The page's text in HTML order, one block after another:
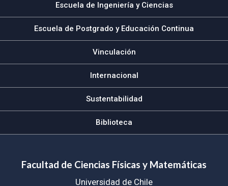
Escuela de Ingeniería y Ciencias
Escuela de Postgrado y Educación Continua
Vinculación
Internacional
Sustentabilidad
Biblioteca
Facultad de Ciencias Físicas y Matemáticas
Universidad de Chile